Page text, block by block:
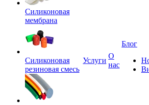
Силиконовая
мембрана
Силиконовая
резиновая смесь
Услуги
О
нас
Блог